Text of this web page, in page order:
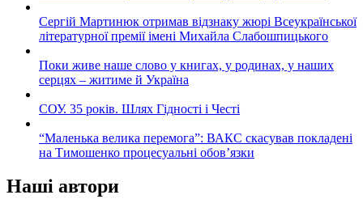
Сергій Мартинюк отримав відзнаку жюрі Всеукраїнської
літературної премії імені Михайла Слабошпицького
Поки живе наше слово у книгах, у родинах, у наших
серцях – житиме й Україна
СОУ. 35 років. Шлях Гідності і Честі
“Маленька велика перемога”: ВАКС скасував покладені
на Тимошенко процесуальні обов’язки
Наші автори